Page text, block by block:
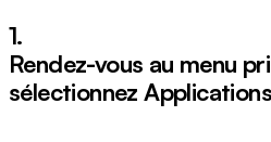
1.
Rendez-vous au menu
sélectionnezApplications